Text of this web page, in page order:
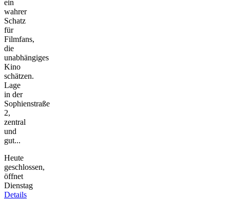
ein
wahrer
Schatz
für
Filmfans,
die
unabhängiges
Kino
schätzen.
Lage
in der
Sophienstraße
2,
zentral
und
gut...
Heute
geschlossen,
öffnet
Dienstag
Details